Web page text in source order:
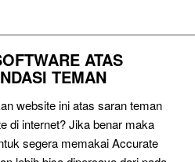
ATAS
TEMAN
website ini atas saran teman
di internet? Jika benar maka
segera memakai Accurate